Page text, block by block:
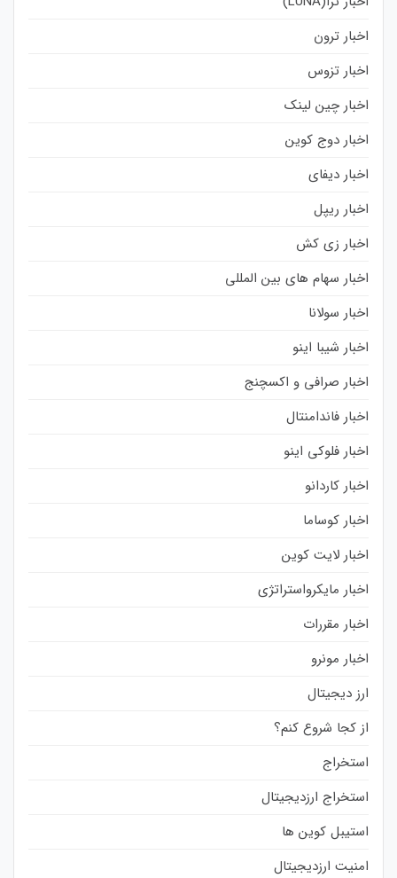
اخبار ترون
اخبار تزوس
اخبار چین لینک
اخبار دوج کوین
اخبار دیفای
اخبار ریپل
اخبار زی کش
اخبار سهام های بین المللی
اخبار سولانا
اخبار شیبا اینو
اخبار صرافی و اکسچنج
اخبار فاندامنتال
اخبار فلوکی اینو
اخبار کاردانو
اخبار کوساما
اخبار لایت کوین
اخبار مایکرواستراتژی
اخبار مقررات
اخبار مونرو
ارز دیجیتال
از کجا شروع کنم؟
استخراج
استخراج ارزدیجیتال
استیبل کوین ها
امنیت ارزدیجیتال